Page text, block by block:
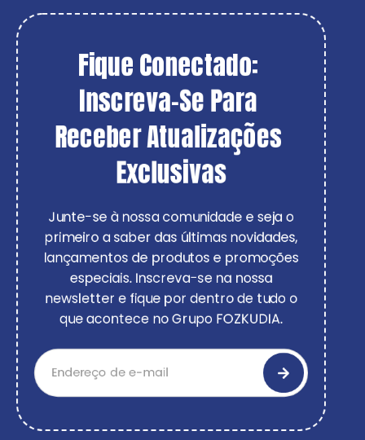
Fique Conectado:
Inscreva-Se Para
Receber Atualizações
Exclusivas
Junte-se à nossa comunidade e seja o
primeiro a saber das últimas novidades,
lançamentos de produtos e promoções
especiais. Inscreva-se na nossa
newsletter e fique por dentro de tudo o
que acontece no Grupo FOZKUDIA.